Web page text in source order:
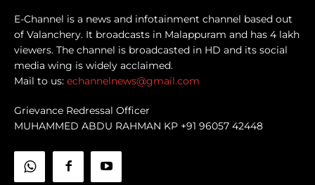
E-Channel is a news and infotainment channel based out
of Valanchery. It broadcasts in Malappuram and has 4 lakh
viewers. The channel is broadcasted in HD and its social
media wing is widely acclaimed.
Mail to us: echannelnews@gmail.com
Grievance Redressal Officer
MUHAMMED ABDU RAHMAN KP +91 96057 42448